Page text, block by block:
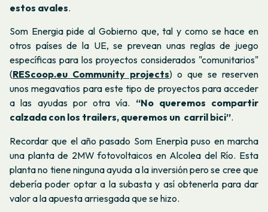
estos avales.
Som Energia pide al Gobierno que, tal y como se hace en
otros países de la UE, se prevean unas reglas de juego
específicas para los proyectos considerados "comunitarios"
(REScoop.eu Community projects) o que se reserven
unos megavatios para este tipo de proyectos para acceder
a las ayudas por otra vía. “No queremos compartir
calzada con los trailers, queremos un carril bici”.
Recordar que el año pasado Som Enerpìa puso en marcha
una planta de 2MW fotovoltaicos en Alcolea del Río. Esta
planta no tiene ninguna ayuda a la inversión pero se cree que
debería poder optar a la subasta y así obtenerla para dar
valor a la apuesta arriesgada que se hizo.